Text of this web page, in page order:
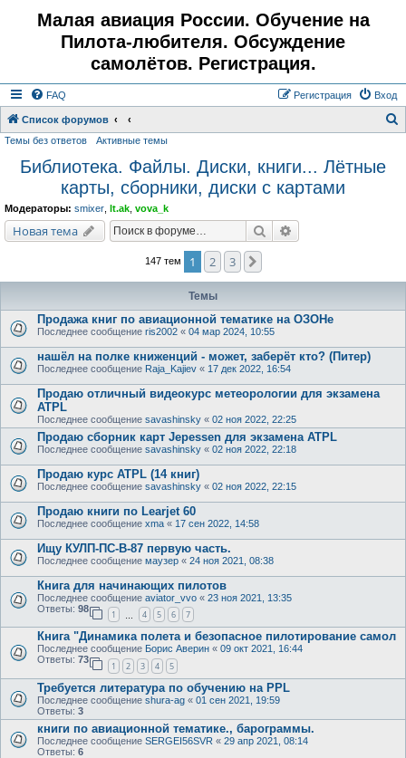
Малая авиация России. Обучение на
Пилота-любителя. Обсуждение
самолётов. Регистрация.
FAQ Вход
Регистрация
Список форумов
Темы без ответов Активные темы
Библиотека. Файлы. Диски, книги... Лётные
карты, сборники, диски с картами
Модераторы: smixer lt.ak vova_k
Новая тема Поиск
147 тем 1 2 3
Темы
Продажа книг по авиационной тематике на ОЗОНе
Последнее сообщение ris2002 « 04 мар 2024, 10:55
нашёл на полке книженций - может, заберёт кто? (Питер)
Последнее сообщение Raja_Kajiev « 17 дек 2022, 16:54
Продаю отличный видеокурс метеорологии для экзамена
ATPL
Последнее сообщение savashinsky « 02 ноя 2022, 22:25
Продаю сборник карт Jepessen для экзамена ATPL
Последнее сообщение savashinsky « 02 ноя 2022, 22:18
Продаю курс ATPL (14 книг)
Последнее сообщение savashinsky « 02 ноя 2022, 22:15
Продаю книги по Learjet 60
Последнее сообщение xma « 17 сен 2022, 14:58
Ищу КУЛП-ПС-В-87 первую часть.
Последнее сообщение маузер « 24 ноя 2021, 08:38
Книга для начинающих пилотов
Последнее сообщение aviator_vvo « 23 ноя 2021, 13:35
Ответы: 98
1 4 5 6 7
Книга "Динамика полета и безопасное пилотирование самол
Последнее сообщение Борис Аверин « 09 окт 2021, 16:44
Ответы: 73
1 2 3 4 5
Требуется литература по обучению на PPL
Последнее сообщение shura-ag « 01 сен 2021, 19:59
Ответы: 3
книги по авиационной тематике., барограммы.
Последнее сообщение SERGEI56SVR « 29 апр 2021, 08:14
Ответы: 6